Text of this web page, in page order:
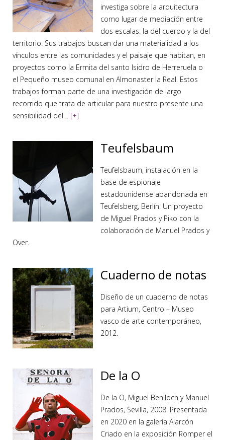
investiga sobre la arquitectura
como lugar de mediación entre
dos escalas: la del cuerpo y la del
territorio. Sus trabajos buscan dar una materialidad a los
vínculos entre las comunidades y el paisaje que habitan, en
proyectos como la Ermita del santo Isidro de Herreruela o
el Pequeño museo comunal en Almonaster la Real. Estos
trabajos forman parte de una investigación de largo
recorrido que trata de articular para nuestro presente una
sensibilidad del… [+]
Teufelsbaum
Teufelsbaum, instalación en la
base de espionaje
estadounidense abandonada en
Teufelsberg, Berlín. Un proyecto
de Miguel Prados y Piko con la
colaboración de Manuel Prados y
Over.
Cuaderno de notas
Diseño de un cuaderno de notas
para Artium, Centro – Museo
vasco de arte contemporáneo,
2012.
De la O
De la O, Miguel Benlloch y Manuel
Prados, Sevilla, 2008. Presentada
en 2020 en la galería Alarcón
Criado en la exposición Romper el